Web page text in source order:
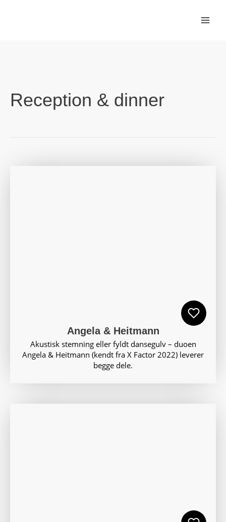
Reception & dinner
Angela & Heitmann
Akustisk stemning eller fyldt dansegulv – duoen
Angela & Heitmann (kendt fra X Factor 2022) leverer
begge dele.